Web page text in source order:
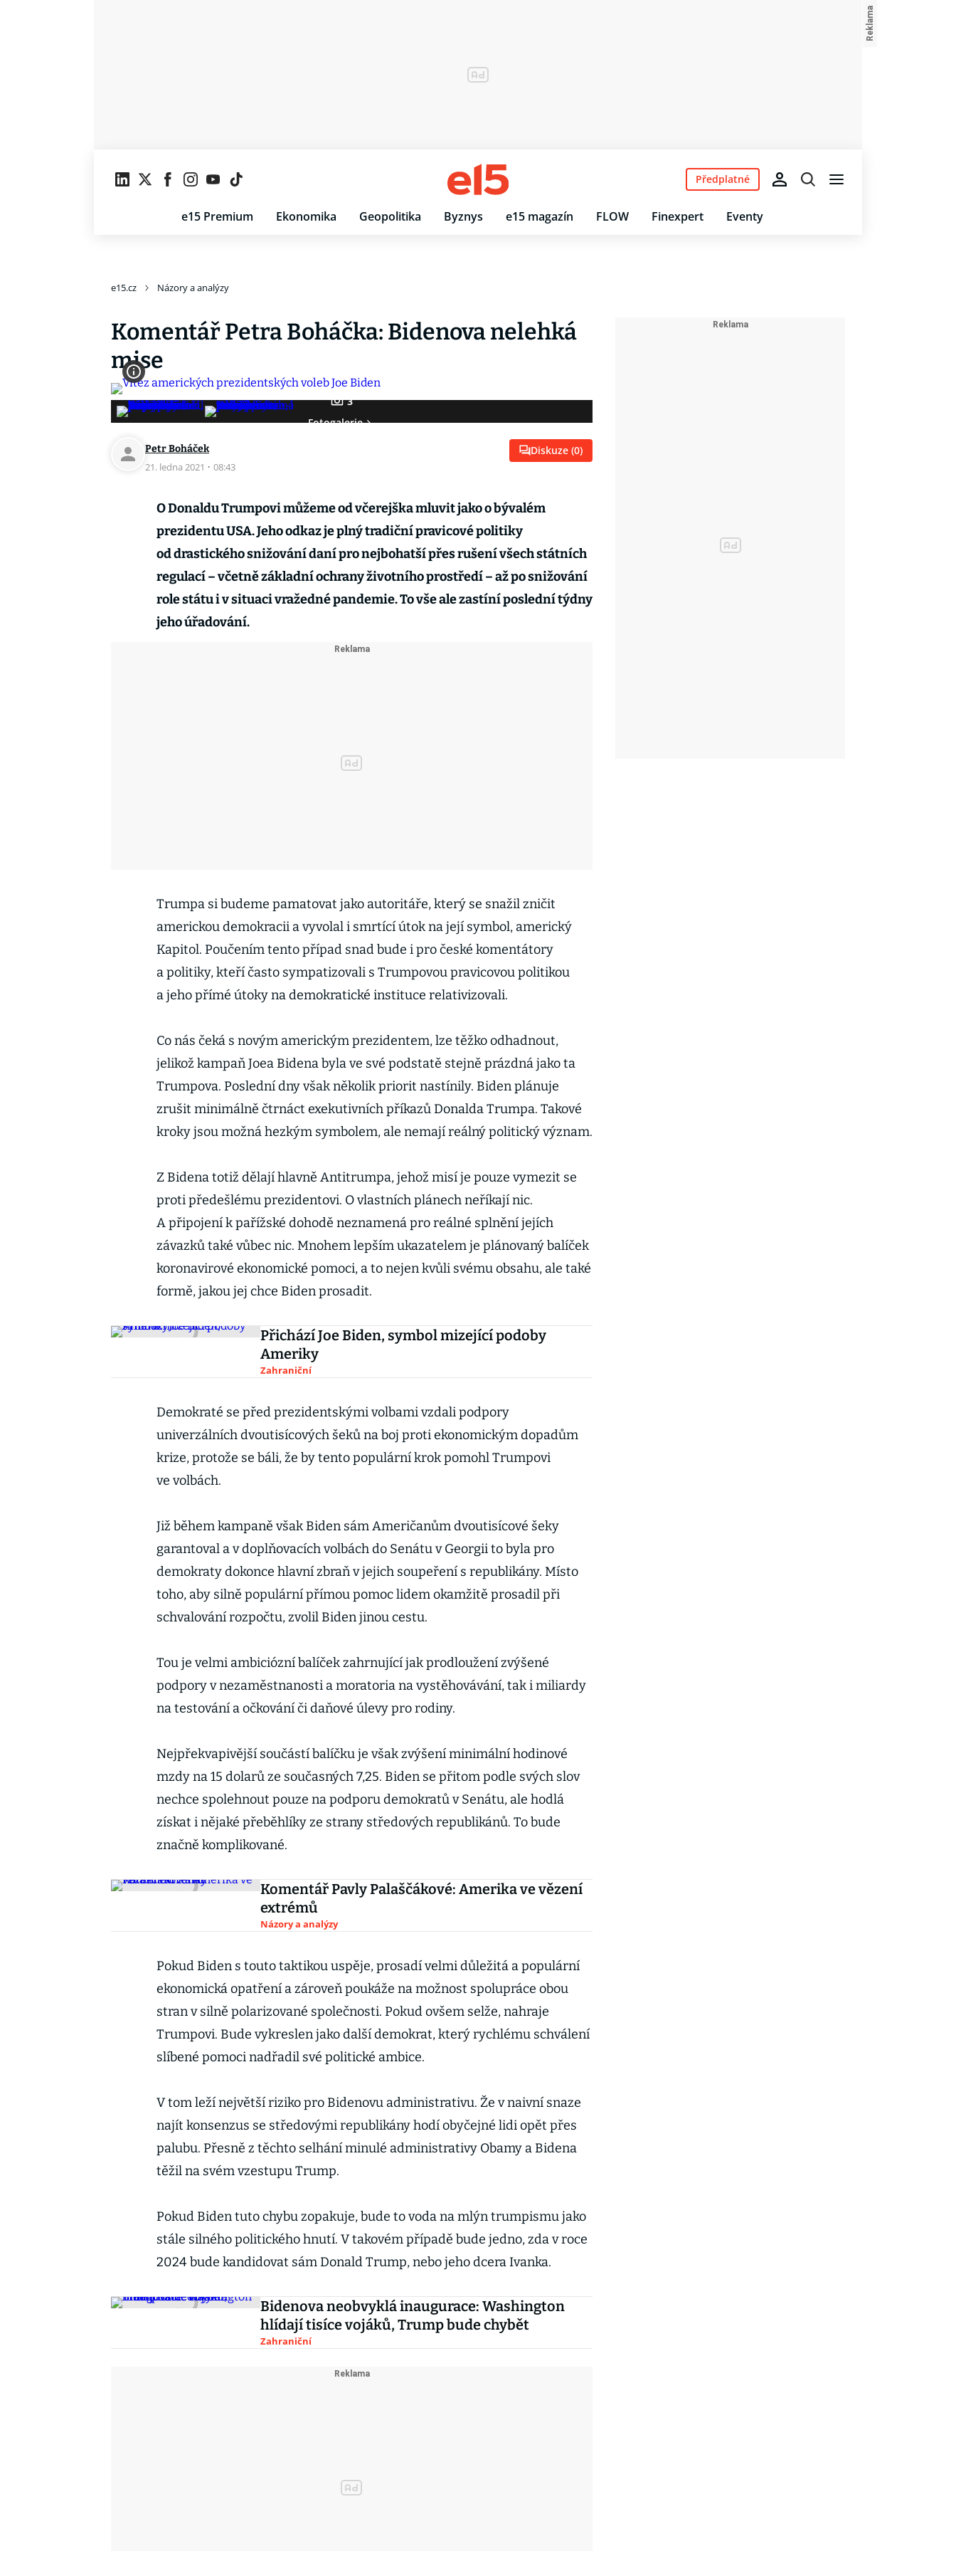
e15 Premium Ekonomika Geopolitika Byznys e15 magazín FLOW Finexpert Eventy
Předplatné
e15.cz Názory a analýzy
Komentář Petra Boháčka: Bidenova nelehká
mise
3
Fotogalerie
Petr Boháček
21. ledna 2021 · 08:43
Diskuze (0)
O Donaldu Trumpovi můžeme od včerejška mluvit jako o bývalém
prezidentu USA. Jeho odkaz je plný tradiční pravicové politiky
od drastického snižování daní pro nejbohatší přes rušení všech státních
regulací – včetně základní ochrany životního prostředí – až po snižování
role státu i v situaci vražedné pandemie. To vše ale zastíní poslední týdny
jeho úřadování.
Trumpa si budeme pamatovat jako autoritáře, který se snažil zničit
americkou demokracii a vyvolal i smrtící útok na její symbol, americký
Kapitol. Poučením tento případ snad bude i pro české komentátory
a politiky, kteří často sympatizovali s Trumpovou pravicovou politikou
a jeho přímé útoky na demokratické instituce relativizovali.
Co nás čeká s novým ame­rickým prezidentem, lze těžko odhadnout,
jelikož kam­paň Joea Bidena byla ve své podstatě stejně prázdná jako ta
Trumpova. Poslední dny však několik priorit nastínily. Biden plánuje
zrušit minimálně čtrnáct exekutivních příkazů Donalda Trumpa. Takové
kroky jsou možná hezkým symbolem, ale nemají reálný politický význam.
Z Bidena totiž dělají hlavně Anti­trumpa, jehož misí je pouze vymezit se
proti předešlému prezidentovi. O vlastních plánech neříkají nic.
A připojení k pařížské dohodě neznamená pro reálné splnění jejích
závazků také vůbec nic. Mnohem lepším ukazatelem je plánovaný balíček
koronavirové ekonomické pomoci, a to nejen kvůli svému obsahu, ale také
formě, jakou jej chce Biden prosadit.
Přichází Joe Biden, symbol mizející podoby
Ameriky
Zahraniční
Demokraté se před prezidentskými volbami vzdali podpory
univerzálních dvoutisícových šeků na boj proti ekonomickým dopadům
krize, protože se báli, že by tento populární krok pomohl Trumpovi
ve volbách.
Již během kampaně však Biden sám Američanům dvoutisícové šeky
garantoval a v doplňovacích volbách do Senátu v Georgii to byla pro
demokraty dokonce hlavní zbraň v jejich soupeření s republikány. Místo
toho, aby silně populární přímou pomoc lidem okamžitě prosadil při
schvalování rozpočtu, zvolil Biden jinou cestu.
Tou je velmi ambiciózní balíček zahrnující jak prodloužení zvýšené
podpory v nezaměstnanosti a moratoria na vystěhovávání, tak i mi­liardy
na testování a očkování či daňové úlevy pro rodiny.
Nejpřekvapivější součástí balíčku je však zvýšení minimální hodinové
mzdy na 15 dolarů ze současných 7,25. Biden se přitom podle svých slov
nechce spolehnout pouze na podporu demokratů v Senátu, ale hodlá
získat i nějaké přeběhlíky ze strany středových republikánů. To bude
značně komplikované.
Komentář Pavly Palaščákové: Amerika ve vězení
extrémů
Názory a analýzy
Pokud Biden s touto taktikou uspěje, prosadí velmi důležitá a populární
ekonomická opatření a zároveň poukáže na možnost spolupráce obou
stran v silně polarizované společnosti. Pokud ovšem selže, nahraje
Trumpovi. Bude vykreslen jako další demokrat, který rychlému schválení
slíbené pomoci nadřadil své politické ambice.
V tom leží největší riziko pro Bidenovu administrativu. Že v naivní snaze
najít konsenzus se středovými republikány hodí obyčejné lidi opět přes
palubu. Přesně z těchto selhání minulé administrativy Obamy a Bidena
těžil na svém vzestupu Trump.
Pokud Biden tuto chybu zopakuje, bude to voda na mlýn trumpismu jako
stále silného politického hnutí. V takovém případě bude jedno, zda v roce
2024 bude kandidovat sám Donald Trump, nebo jeho dcera Ivanka.
Bidenova neobvyklá inaugurace: Washington
hlídají tisíce vojáků, Trump bude chybět
Zahraniční